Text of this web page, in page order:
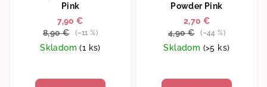
Pink
7,90 €
8,90 €
(–11 %)
Skladom(1 ks)
Powder Pink
2,70 €
4,90 €
(–44 %)
Skladom (>5 ks)